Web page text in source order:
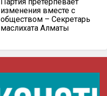
Партия претерпевает
изменения вместе с
обществом – Секретарь
маслихата Алматы